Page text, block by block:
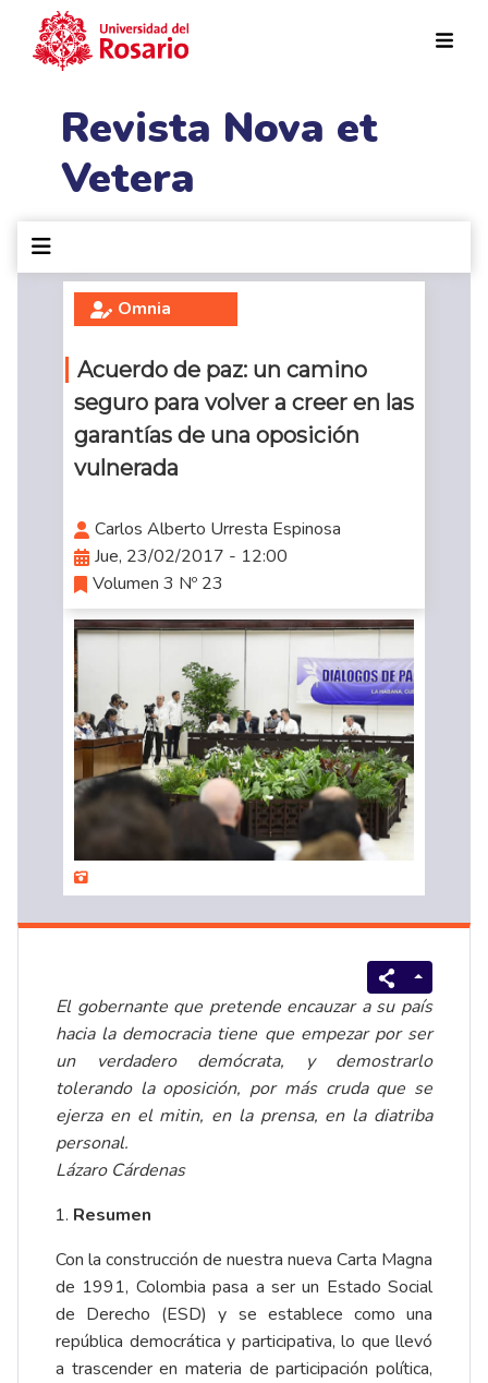
Revista Nova et
Vetera
Omnia
Acuerdo de paz: un camino
seguro para volver a creer en las
garantías de una oposición
vulnerada
Carlos Alberto Urresta Espinosa
Jue, 23/02/2017 - 12:00
Volumen 3 Nº 23
El gobernante que pretende encauzar a su país
hacia la democracia tiene que empezar por ser
un verdadero demócrata, y demostrarlo
tolerando la oposición, por más cruda que se
ejerza en el mitin, en la prensa, en la diatriba
personal.
Lázaro Cárdenas
Resumen
Con la construcción de nuestra nueva Carta Magna
de 1991, Colombia pasa a ser un Estado Social
de Derecho (ESD) y se establece como una
república democrática y participativa, lo que llevó
a trascender en materia de participación política,